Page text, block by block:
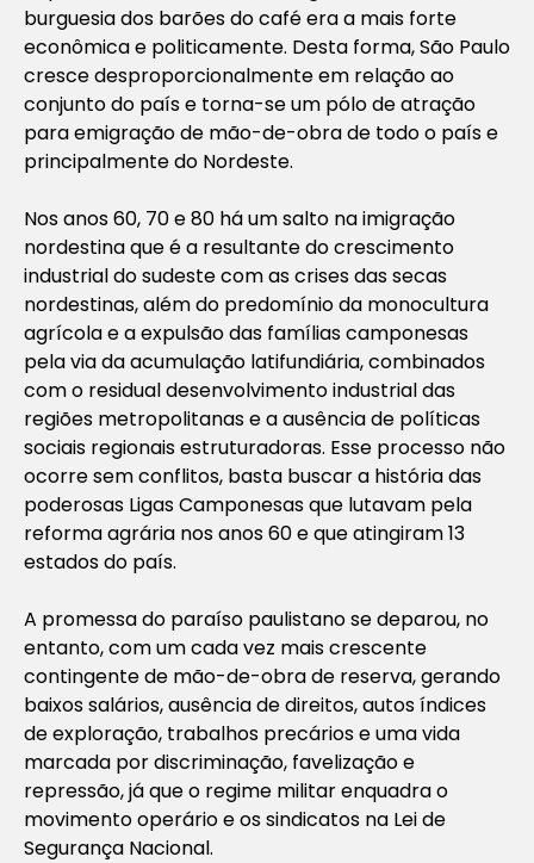
burguesia dos barões do café era a mais forte
econômica e politicamente. Desta forma, São Paulo
cresce desproporcionalmente em relação ao
conjunto do país e torna-se um pólo de atração
para emigração de mão-de-obra de todo o país e
principalmente do Nordeste.
Nos anos 60, 70 e 80 há um salto na imigração
nordestina que é a resultante do crescimento
industrial do sudeste com as crises das secas
nordestinas, além do predomínio da monocultura
agrícola e a expulsão das famílias camponesas
pela via da acumulação latifundiária, combinados
com o residual desenvolvimento industrial das
regiões metropolitanas e a ausência de políticas
sociais regionais estruturadoras. Esse processo não
ocorre sem conflitos, basta buscar a história das
poderosas Ligas Camponesas que lutavam pela
reforma agrária nos anos 60 e que atingiram 13
estados do país.
A promessa do paraíso paulistano se deparou, no
entanto, com um cada vez mais crescente
contingente de mão-de-obra de reserva, gerando
baixos salários, ausência de direitos, autos índices
de exploração, trabalhos precários e uma vida
marcada por discriminação, favelização e
repressão, já que o regime militar enquadra o
movimento operário e os sindicatos na Lei de
Segurança Nacional.